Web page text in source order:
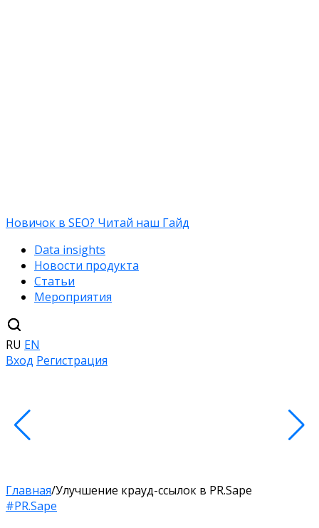
Новичок в SEO? Читай наш Гайд
Data insights
Новости продукта
Статьи
Мероприятия
RU EN
Вход Регистрация
Главная/Улучшение крауд-ссылок в PR.Sape
#PR.Sape